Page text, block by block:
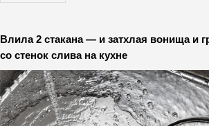
Влила 2 стакана — и затхлая вонища и
со стенок слива на кухне